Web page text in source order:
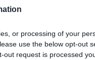
or processing of your
use the below opt-out
out request is processed
και ο
πλευρές